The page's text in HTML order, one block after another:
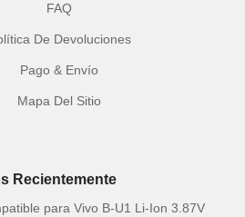
FAQ
De Devoluciones
Pago & Envío
Mapa Del Sitio
Recientemente
para Vivo B-U1 Li-Ion 3.87V